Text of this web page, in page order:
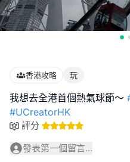
香港攻略 玩
我想去全港首個熱氣球節～
#UCreatorHK
評分
發表第一個留言...